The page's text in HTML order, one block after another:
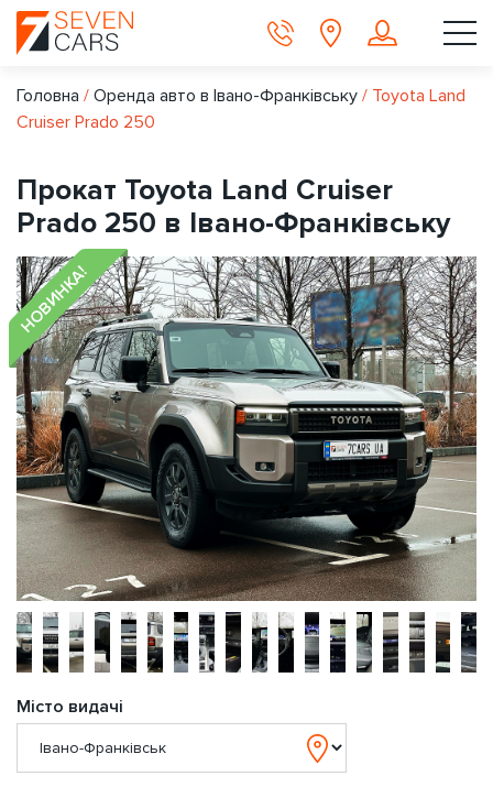
Головна / Оренда авто в Івано-Франківську / Toyota Land
Cruiser Prado 250
Прокат Toyota Land Cruiser
Prado 250 в Івано-Франківську
НОВИНКА!
Місто видачі